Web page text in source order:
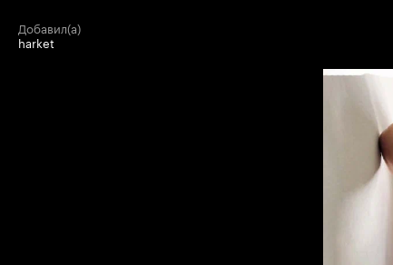
добавил(а)
harket